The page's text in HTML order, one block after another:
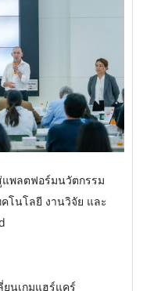
แพลตฟอร์มนวัตกรรม
โนโลยี งานวิจัย และ
ยนเกมแฮร์แคร์